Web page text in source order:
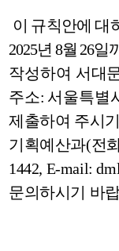
이 규칙안에 대
2025년 8월 26일
작성하여 서대
주소: 서울특별
제출하여 주시
기획예산과(전
1442, E-mail:
문의하시기 바